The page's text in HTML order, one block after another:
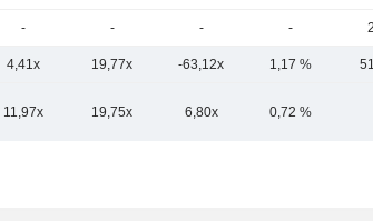
- - - -
4,41x 19,77x -63,12x 1,17 %
11,97x 19,75x 6,80x 0,72 %